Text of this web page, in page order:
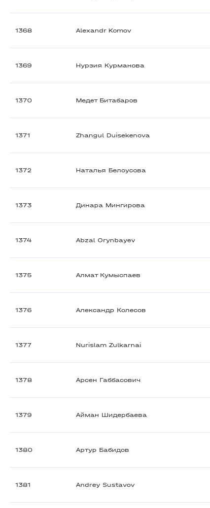
1368 Alexandr Komov
1369 Нурзия Курманова
1370 Медет Битабаров
1371 Zhangul Duisekenova
1372 Наталья Белоусова
1373 Динара Мингирова
1374 Abzal Orynbayev
1375 Алмат Кумыспаев
1376 Александр Колесов
1377 Nurislam Zulkarnai
1378 Арсен Габбасович
1379 Айман Шидербаева
1380 Артур Бабидов
1381 Andrey Sustavov